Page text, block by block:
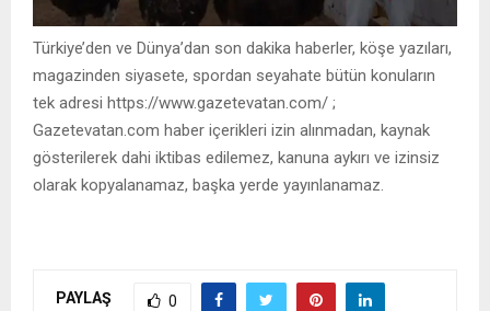
Türkiye’den ve Dünya’dan son dakika haberler, köşe yazıları,
magazinden siyasete, spordan seyahate bütün konuların
tek adresi https://www.gazetevatan.com/ ;
Gazetevatan.com haber içerikleri izin alınmadan, kaynak
gösterilerek dahi iktibas edilemez, kanuna aykırı ve izinsiz
olarak kopyalanamaz, başka yerde yayınlanamaz.
PAYLAŞ 0